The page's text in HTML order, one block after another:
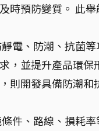
時預防變質。 此
電、防潮、抗菌
，並提升產品環保
則開發具備防潮和
件、路線、損耗